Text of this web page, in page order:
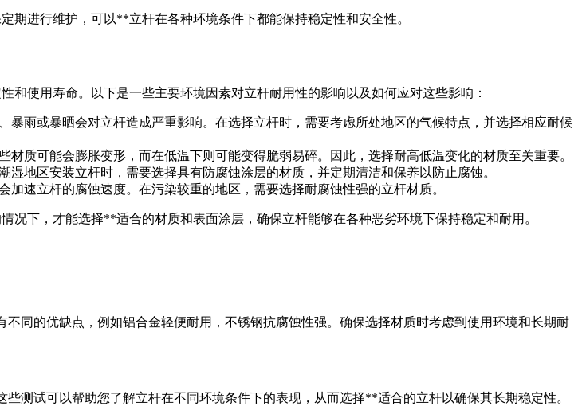
期进行维护，可以**立杆在各种环境条件下都能保持稳定性和安全性。
使用寿命。以下是一些主要环境因素对立杆耐用性的影响以及如何应对这些影响：
雨或暴晒会对立杆造成严重影响。在选择立杆时，需要考虑所处地区的气候特点，并选择相应耐候
质可能会膨胀变形，而在低温下则可能变得脆弱易碎。因此，选择耐高低温变化的材质至关重要。
地区安装立杆时，需要选择具有防腐蚀涂层的材质，并定期清洁和保养以防止腐蚀。
速立杆的腐蚀速度。在污染较重的地区，需要选择耐腐蚀性强的立杆材质。
下，才能选择**适合的材质和表面涂层，确保立杆能够在各种恶劣环境下保持稳定和耐用。
同的优缺点，例如铝合金轻便耐用，不锈钢抗腐蚀性强。确保选择材质时考虑到使用环境和长期耐
测试可以帮助您了解立杆在不同环境条件下的表现，从而选择**适合的立杆以确保其长期稳定性。